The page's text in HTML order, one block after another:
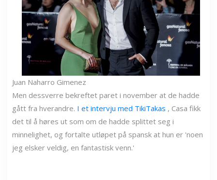
Juan Naharro Gimenez
Men dessverre bekreftet paret i november at de hadde
gått fra hverandre. I et intervju med TikiTakas , Casa fikk
det til å høres ut som om de hadde splittet seg i
minnelighet, og fortalte utløpet på spansk at hun er 'noen
jeg elsker veldig, en fantastisk venn.'